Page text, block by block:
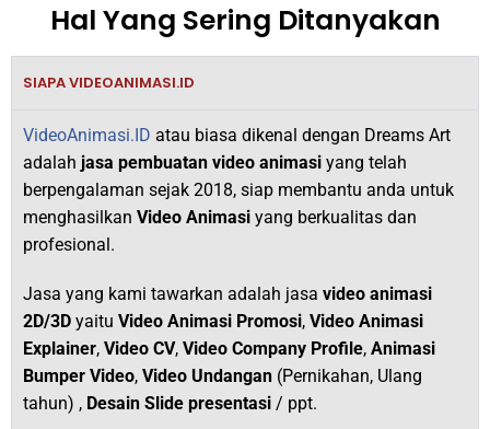
Hal Yang Sering Ditanyakan
SIAPA VIDEOANIMASI.ID
VideoAnimasi.ID atau biasa dikenal dengan Dreams Art
adalah jasa pembuatan video animasi yang telah
berpengalaman sejak 2018, siap membantu anda untuk
menghasilkan Video Animasi yang berkualitas dan
profesional.
Jasa yang kami tawarkan adalah jasa video animasi
2D/3D yaitu Video Animasi Promosi, Video Animasi
Explainer, Video CV, Video Company Profile, Animasi
Bumper Video, Video Undangan (Pernikahan, Ulang
tahun) , Desain Slide presentasi / ppt.